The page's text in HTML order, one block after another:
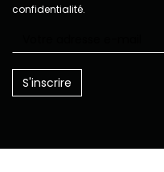
confidentialité.